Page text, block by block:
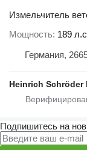
Измельчитель
Мощность 189
Германия,
Heinrich Schröder
Подпишитесь на